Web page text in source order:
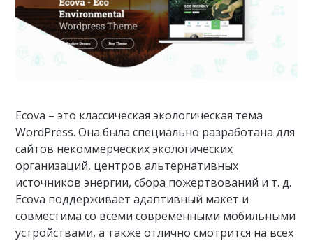
Ecova – это классическая экологическая тема
WordPress. Она была специально разработана для
сайтов некоммерческих экологических
организаций, центров альтернативных
источников энергии, сбора пожертвований и т. д.
Ecova поддерживает адаптивный макет и
совместима со всеми современными мобильными
устройствами, а также отлично смотрится на всех